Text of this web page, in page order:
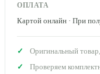
ОПЛАТА
Картой онлайн · При
Оригинальный
Проверяем